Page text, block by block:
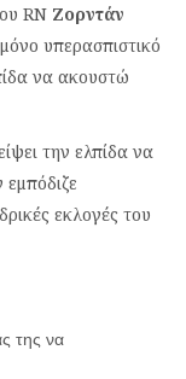
RN Ζορντάν
υπερασπιστικό
να ακουστώ
την ελπίδα να
εκλογές του
της να